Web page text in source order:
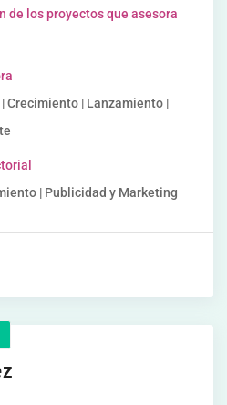
de los proyectos que asesora
Crecimiento | Lanzamiento |
| Publicidad y Marketing